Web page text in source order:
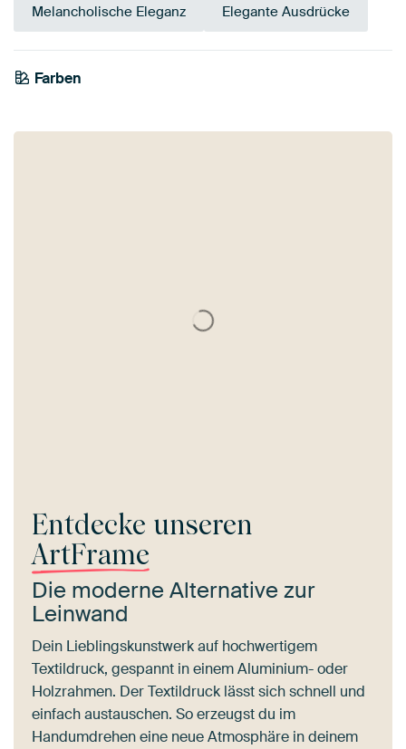
Melancholische Eleganz Elegante Ausdrücke
Farben
Anthrazit
Salbeigrün
Entdecke unseren
ArtFrame
Die moderne Alternative zur
Leinwand
Dein Lieblingskunstwerk auf hochwertigem
Textildruck, gespannt in einem Aluminium- oder
Holzrahmen. Der Textildruck lässt sich schnell und
einfach austauschen. So erzeugst du im
Handumdrehen eine neue Atmosphäre in deinem